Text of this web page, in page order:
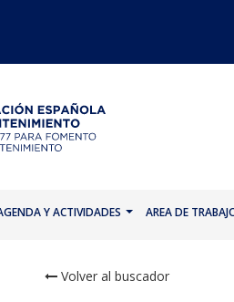
Y ACTIVIDADES AREA DE
Volver al buscador